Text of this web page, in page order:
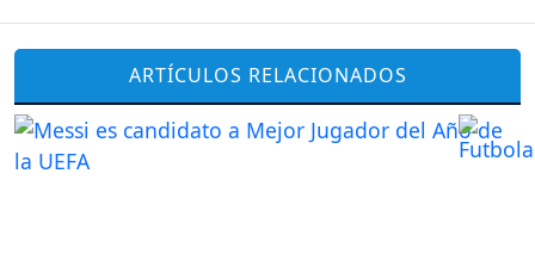
ARTÍCULOS RELACIONADOS